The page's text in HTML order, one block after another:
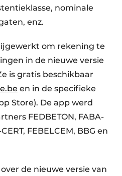
nominale
enz.
om rekening te
in de nieuwe versie
is gratis beschikbaar
en in de specifieke
Store). De app werd
FEDBETON, FABA-
FEBELCEM, BBG en
de nieuwe versie van